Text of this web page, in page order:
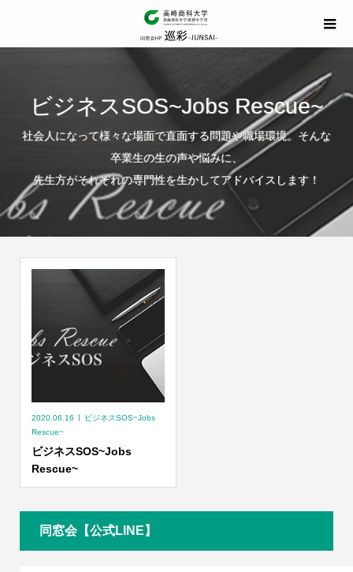
ビジネスSOS~Jobs Rescue~
社会人になって様々な場面で直面する問題や職場環境。そんな
卒業生の生の声や悩みに、
先生方がそれぞれの専門性を生かしてアドバイスします！
2020.06.16
ビジネスSOS~Jobs
Rescue~
ビジネスSOS~Jobs
Rescue~
同窓会【公式LINE】